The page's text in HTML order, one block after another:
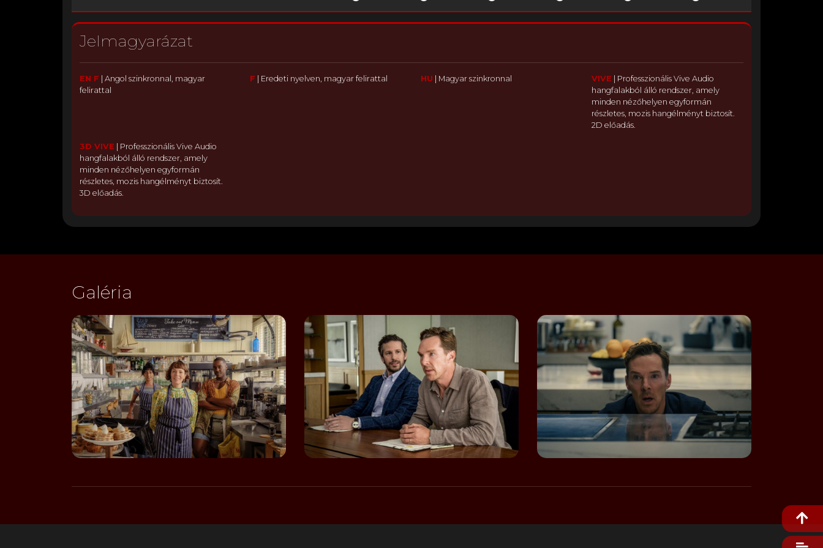
Jelmagyarázat
EN F | Angol szinkronnal, magyar
felirattal
F | Eredeti nyelven, magyar felirattal HU | Magyar szinkronnal VIVE | Professzionális Vive Audio
hangfalakból álló rendszer, amely
minden nézőhelyen egyformán
részletes, mozis hangélményt biztosít.
2D előadás.
3D VIVE | Professzionális Vive Audio
hangfalakból álló rendszer, amely
minden nézőhelyen egyformán
részletes, mozis hangélményt biztosít.
3D előadás.
Galéria